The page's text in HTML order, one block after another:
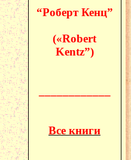
“РобертКенц”
(«Robert
Kentz”)
Все книги